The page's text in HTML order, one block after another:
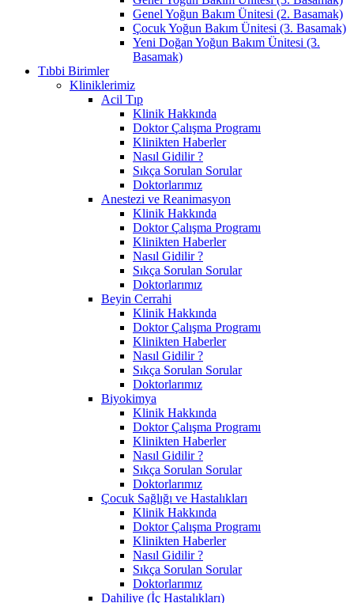
Genel Yoğun Bakım Ünitesi (2. Basamak)
Çocuk Yoğun Bakım Ünitesi (3. Basamak)
Yeni Doğan Yoğun Bakım Ünitesi (3.
Basamak)
Tıbbi Birimler
Kliniklerimiz
Acil Tıp
Klinik Hakkında
Doktor Çalışma Programı
Klinikten Haberler
Nasıl Gidilir ?
Sıkça Sorulan Sorular
Doktorlarımız
Anestezi ve Reanimasyon
Klinik Hakkında
Doktor Çalışma Programı
Klinikten Haberler
Nasıl Gidilir ?
Sıkça Sorulan Sorular
Doktorlarımız
Beyin Cerrahi
Klinik Hakkında
Doktor Çalışma Programı
Klinikten Haberler
Nasıl Gidilir ?
Sıkça Sorulan Sorular
Doktorlarımız
Biyokimya
Klinik Hakkında
Doktor Çalışma Programı
Klinikten Haberler
Nasıl Gidilir ?
Sıkça Sorulan Sorular
Doktorlarımız
Çocuk Sağlığı ve Hastalıkları
Klinik Hakkında
Doktor Çalışma Programı
Klinikten Haberler
Nasıl Gidilir ?
Sıkça Sorulan Sorular
Doktorlarımız
Dahiliye (İç Hastalıkları)